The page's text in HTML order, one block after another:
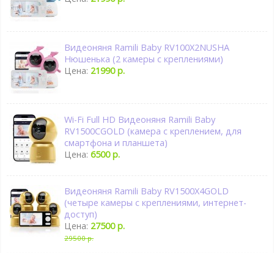
Видеоняня Ramili Baby RV100X2NUSHA
Нюшенька (2 камеры с креплениями)
Цена: 21990 р.
Wi-Fi Full HD Видеоняня Ramili Baby
RV1500CGOLD (камера с креплением, для
смартфона и планшета)
Цена:6500 р.
Видеоняня Ramili Baby RV1500X4GOLD
(четыре камеры с креплениями, интернет-
доступ)
Цена: 27500 р.
29500 р.